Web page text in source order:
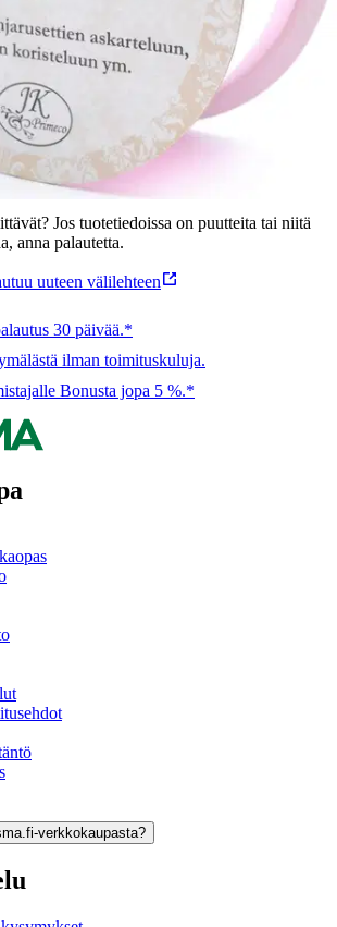
tuotetietoihin?
Jos tuotetiedoissa on puutteita tai niitä
anna palautetta.
uuteen välilehteen
30 päivää.*
ilman toimituskuluja.
Bonusta jopa 5 %.*
verkkokaupasta?